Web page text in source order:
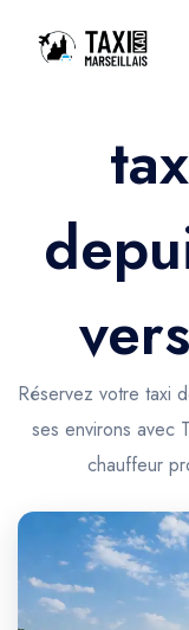
Accueil
Nos services
Nos
Trajet Gare
Trajet Port
Trajet
Trajet Longue
Taxis aéroport
Réservation
Actualités &
Contactez-
Réservez votre taxi
ses environs avec
chauffeur